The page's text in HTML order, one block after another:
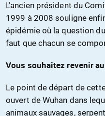
L’ancien président du
1999 à 2008 souligne
épidémie où la question
faut que chacun se
Vous souhaitez revenir
Le point de départ de
ouvert de Wuhan dans
animaux sauvages,